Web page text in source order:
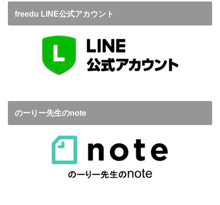
freedu LINE公式アカウント
のーりー先生のnote